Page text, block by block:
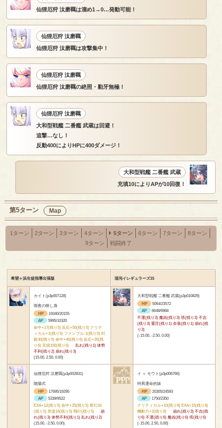
仙狸厄狩 汰磨羈は溜め1→0…発動可能！
仙狸厄狩 汰磨羈
仙狸厄狩 汰磨羈は攻撃集中！
仙狸厄狩 汰磨羈
仙狸厄狩 汰磨羈の絶照・勦牙無極！
仙狸厄狩 汰磨羈
大和型戦艦 二番艦 武蔵は回避！
追撃…なし！
反動400によりHPに400ダメージ！
大和型戦艦 二番艦 武蔵
充填10によりAPが10回復！
第5ターン Map
1ターン 2ターン 3ターン 4ターン 5ターン 6ターン 7ターン
8ターン
9ターン
戦闘終了
希望ヶ浜生徒指導出張版 混沌イレギュラーズ15
カイト(p3p007128)
雨夜の映し身
HP
19340/20155
AP
5995/10320
命中+17(残り5) 反応+50(残り5) クリテ
ィカル+1(残り5) ファンブル-1(残り5) 封
殺30(残り5) 命中+40(残り6) 反応+20(残
り6) 充填100(残り6)
乱れ(残り1) 体勢
不利(残り2) 崩れ(残り3)
(15.00, 2.50, 0.00)
大和型戦艦 二番艦 武蔵(p3p010829)
HP
5064/23572
AP
6648/6968
不運(残り3) 魔凶(残り3) 塔(残り3) 不吉
(残り3) 重圧(残り1) 奈落(残り1) 崩れ(残
り3)
(-15.00, -2.50, 0.00)
仙狸厄狩 汰磨羈(p3p002831)
陰陽式
HP
17695/19295
AP
5339/9522
EXA+12(残り5) 命中+25(残り5) 変幻16
(残り5) 邪道16(残り5) 飛行(残り5)
崩
れ(残り3) 体勢不利(残り1) 乱れ(残り2)
(15.00, -2.50, 0.00)
イ ＝ モウト(p3p006766)
特異運命的妹
HP
20305/24593
AP
1750/2350
クリティカル+10(残り8) EXA+15(残り8)
機動力+2(残り8)
崩れ(残り3) 不吉(残
り6) 不運(残り6) 魔凶(残り6) 塔(残り6)
(-15.00, 2.50, 0.00)